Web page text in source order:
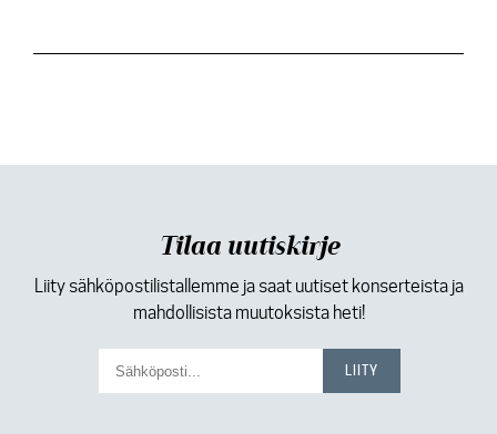
Tilaa uutiskirje
Liity sähköpostilistallemme ja saat uutiset konserteista ja
mahdollisista muutoksista heti!